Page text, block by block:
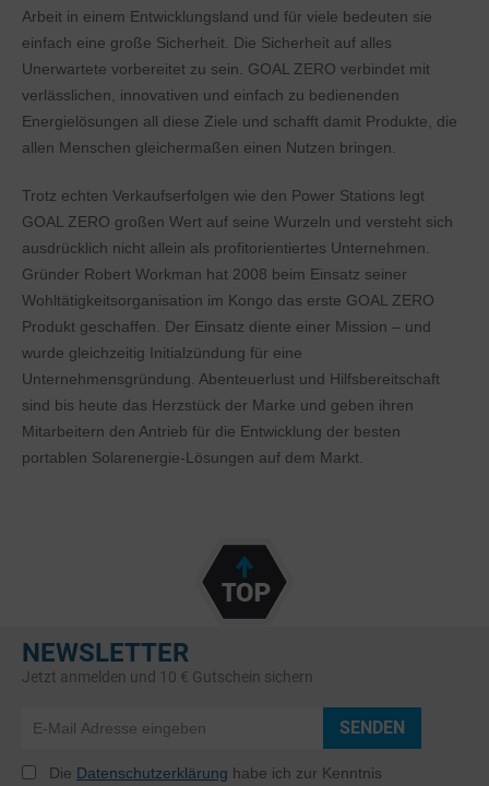
Arbeit in einem Entwicklungsland und für viele bedeuten sie
einfach eine große Sicherheit. Die Sicherheit auf alles
Unerwartete vorbereitet zu sein. GOAL ZERO verbindet mit
verlässlichen, innovativen und einfach zu bedienenden
Energielösungen all diese Ziele und schafft damit Produkte, die
allen Menschen gleichermaßen einen Nutzen bringen.
Trotz echten Verkaufserfolgen wie den Power Stations legt
GOAL ZERO großen Wert auf seine Wurzeln und versteht sich
ausdrücklich nicht allein als profitorientiertes Unternehmen.
Gründer Robert Workman hat 2008 beim Einsatz seiner
Wohltätigkeitsorganisation im Kongo das erste GOAL ZERO
Produkt geschaffen. Der Einsatz diente einer Mission – und
wurde gleichzeitig Initialzündung für eine
Unternehmensgründung. Abenteuerlust und Hilfsbereitschaft
sind bis heute das Herzstück der Marke und geben ihren
Mitarbeitern den Antrieb für die Entwicklung der besten
portablen Solarenergie-Lösungen auf dem Markt.
NEWSLETTER
Jetzt anmelden und 10 € Gutschein sichern
SENDEN
Die Datenschutzerklärung habe ich zur Kenntnis